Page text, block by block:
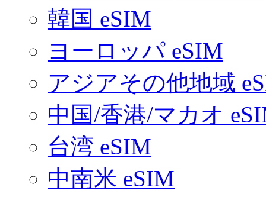
韓国 eSIM
ヨーロッパ eSIM
アジアその他地域
中国/香港/マカオ
台湾 eSIM
中南米 eSIM